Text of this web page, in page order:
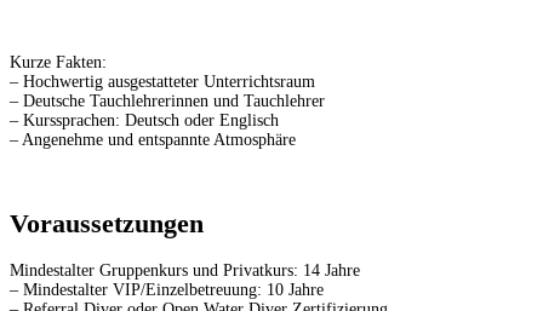
Kurze Fakten:
– Hochwertig ausgestatteter Unterrichtsraum
– Deutsche Tauchlehrerinnen und Tauchlehrer
– Kurssprachen: Deutsch oder Englisch
– Angenehme und entspannte Atmosphäre
Voraussetzungen
Mindestalter Gruppenkurs und Privatkurs: 14 Jahre
– Mindestalter VIP/Einzelbetreuung: 10 Jahre